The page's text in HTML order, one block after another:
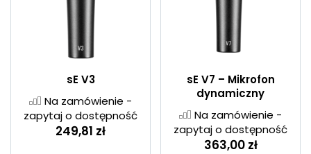
sE V3
Na zamówienie -
zapytaj o dostępność
249,81 zł
sE V7 – Mikrofon
dynamiczny
Na zamówienie -
zapytaj o dostępność
363,00 zł